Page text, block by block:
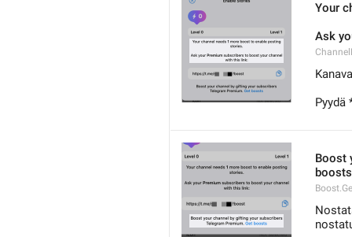
Your
Ask
Pyydä
Boost